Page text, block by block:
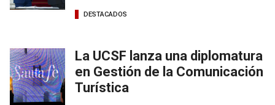
DESTACADOS
La UCSF lanza una diplomatura
en Gestión de la Comunicación
Turística